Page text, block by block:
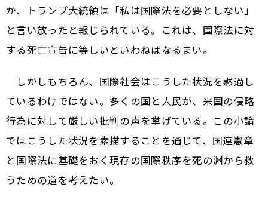
か、トランプ大統領は「私は国際法を必要としない」
と言い放ったと報じられている。これは、国際法に対
する死亡宣告に等しいといわねばなるまい。
しかしもちろん、国際社会はこうした状況を黙過し
ているわけではない。多くの国と人民が、米国の侵略
行為に対して厳しい批判の声を挙げている。この小論
ではこうした状況を素描することを通じて、国連憲章
と国際法に基礎をおく現存の国際秩序を死の淵から救
うための道を考えたい。